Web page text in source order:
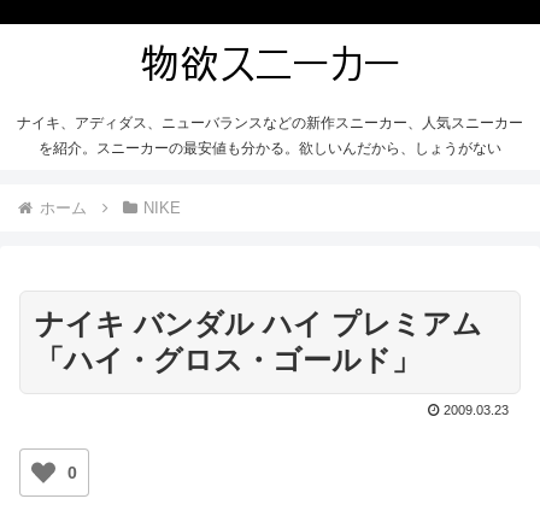
ナイキ、アディダス、ニューバランスなどの新作スニーカー、人気スニーカー
を紹介。スニーカーの最安値も分かる。欲しいんだから、しょうがない
ホーム NIKE
ナイキ バンダル ハイ プレミアム
「ハイ・グロス・ゴールド」
2009.03.23
0